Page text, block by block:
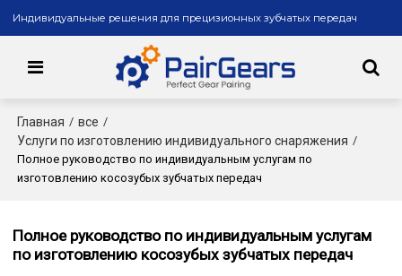
Индивидуальные решения для прецизионных зубчатых передач
Главная / все /
Услуги по изготовлению индивидуального снаряжения /
Полное руководство по индивидуальным услугам по
изготовлению косозубых зубчатых передач
Полное руководство по индивидуальным услугам
по изготовлению косозубых зубчатых передач